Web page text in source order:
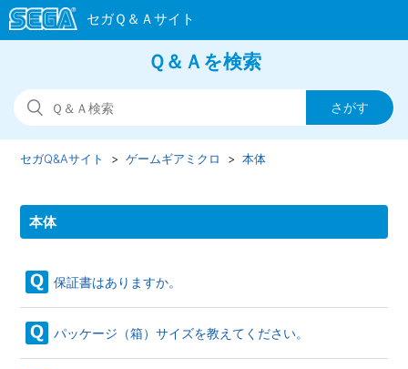
Ｑ＆Ａを検索
セガQ&Aサイト ゲームギアミクロ 本体
本体
保証書はありますか。
パッケージ（箱）サイズを教えてください。